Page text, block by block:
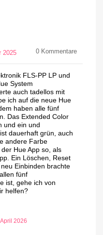
2025 0 Kommentare
FLS-PP LP und
System
auch tadellos mit
ich auf die neue Hue
haben alle fünf
Das Extended Color
und ein und
dauerhaft grün, auch
andere Farbe
Hue App so, als
Ein Löschen, Reset
Einbinden brachte
fünf
ist, gehe ich von
helfen?
2026